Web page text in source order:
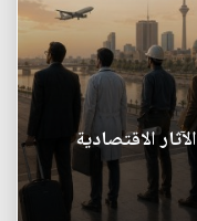
الاقتصادية